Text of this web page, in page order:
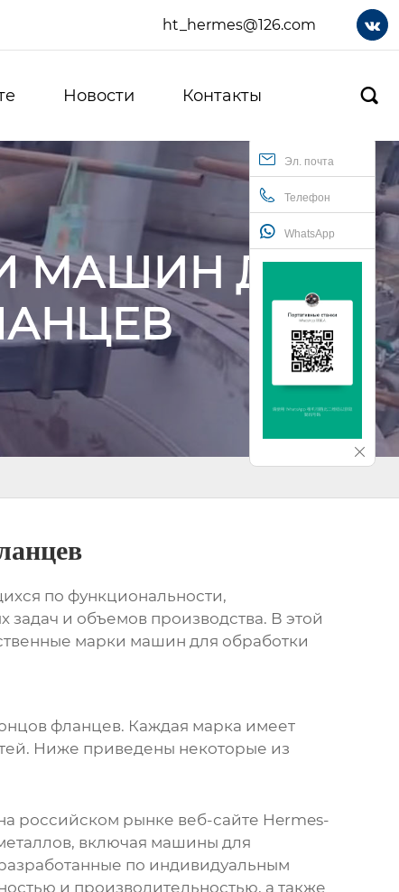
ht_hermes@126.com 
Новости Контакты 
Эл. почта
Телефон
WhatsApp
МАШИН ДЛЯ
по функциональности,
и объемов производства. В этой
марки машин для обработки
фланцев. Каждая марка имеет
Ниже приведены некоторые из
российском рынке веб-сайте Hermes-
включая машины для
по индивидуальным
и производительностью, а также